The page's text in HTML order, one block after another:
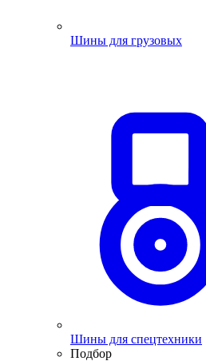
Шины для грузовых
Шины для спецтехники
Подбор